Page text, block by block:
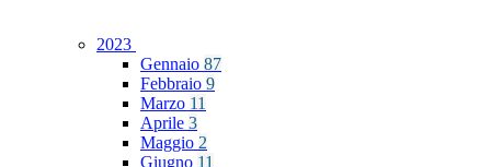
2023
Gennaio 87
Febbraio 9
Marzo 11
Aprile 3
Maggio 2
Giugno 11